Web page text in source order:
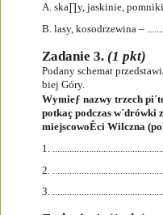
A. ska∏y, jaskinie, pomniki
B. lasy, kosodrzewina –
Zadanie 3. (1 pkt)
Podany schemat
biej Góry.
Wymieƒ nazwy trzech
potkaç podczas w´drówki
miejscowoÊci Wilczna
1.
2.
3.